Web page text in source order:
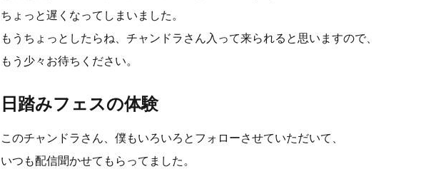
ちょっと遅くなってしまいました。
もうちょっとしたらね、チャンドラさん入って来られると思いますので、
もう少々お待ちください。
日踏みフェスの体験
このチャンドラさん、僕もいろいろとフォローさせていただいて、
いつも配信聞かせてもらってました。